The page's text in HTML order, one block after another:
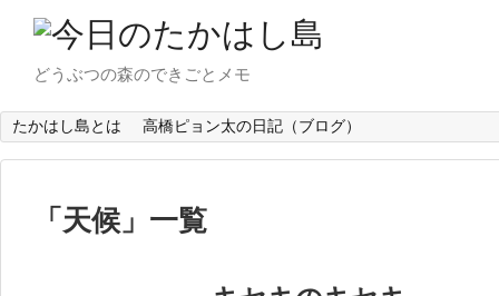
どうぶつの森のできごとメモ
たかはし島とは 高橋ピョン太の日記（ブログ）
「 天候 」 一覧